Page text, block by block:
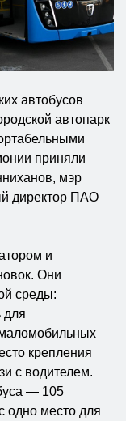
автобусов
автопарк
приняли
мэр
директор ПАО
и
Они
среды:
для
крепления
с водителем.
— 105
одно место для